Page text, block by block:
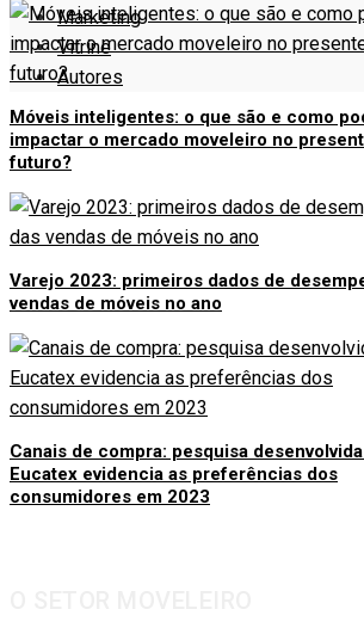
Marketing
Vitrine
Autores
Móveis inteligentes: o que são e como
impactar o mercado moveleiro no
futuro?
Varejo 2023: primeiros dados de
vendas de móveis no ano
Canais de compra: pesquisa
Eucatex evidencia as preferências dos
consumidores em 2023